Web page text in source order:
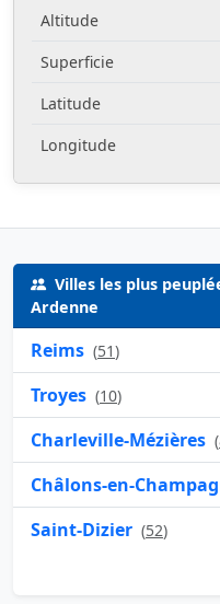
Altitude
Superficie
Latitude
Longitude
Villes les plus
Ardenne
Reims (51)
Troyes (10)
Charleville-Mézières (
Châlons-en-
Saint-Dizier (52)